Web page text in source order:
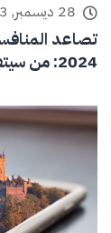
28 ديسمبر, 2023 - 09:56 ص
تصاعد
2024: من سيتفوق؟